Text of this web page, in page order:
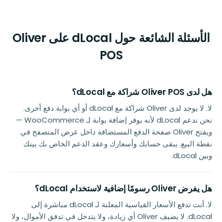
الأسئلة الشائعة حول dLocal على Oliver
POS
هل لدى Oliver POS شراكة مع dLocal؟
لا. لا يوجد لدى Oliver شراكة مع dLocal أو أي بوابة دفع أخرى.
نحن ندعم dLocal لأنه يوفر إضافة بوابة لـ WooCommerce —
ويفتح Oliver صفحة الدفع المستضافة داخل عرض المتصفح في
نقطة البيع. يبقى حسابك وأسعارك وعقد الدعم الخاص بك بينك
وبين dLocal.
هل يفرض Oliver رسومًا إضافية لاستخدام dLocal؟
لا. أنت تدفع الأسعار القياسية المعلنة لـ dLocal مباشرة إلى
dLocal. لا يضيف Oliver أي زيادة، ولا يتدخل في تدفق الأموال، ولا